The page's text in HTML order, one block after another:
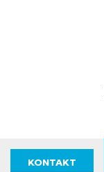
KONTAKT